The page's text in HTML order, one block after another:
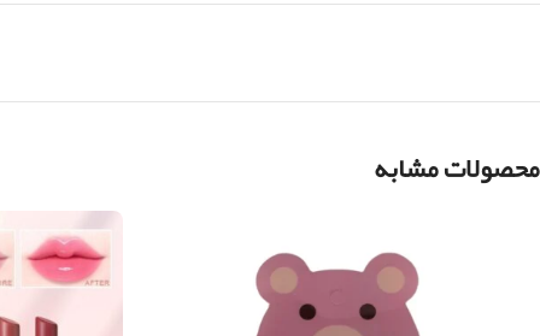
محصولات مشابه